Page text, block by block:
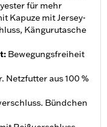
für mehr
Kapuze mit Jersey-
Kängurutasche
: Bewegungsfreiheit
Netzfutter aus 100 %
Bündchen